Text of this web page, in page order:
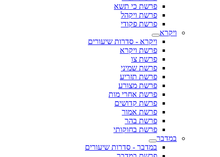
פרשת כי תשא
פרשת ויקהל
פרשת פקודי
ויקרא
ויקרא - סדרות שיעורים
פרשת ויקרא
פרשת צו
פרשת שמיני
פרשת תזריע
פרשת מצורע
פרשת אחרי מות
פרשת קדושים
פרשת אמור
פרשת בהר
פרשת בחוקותי
במדבר
במדבר - סדרות שיעורים